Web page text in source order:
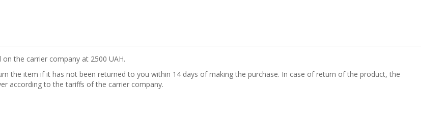
the carrier company at 2500 UAH.
the item if it has not been returned to you within 14 days of making the purchase. In case of return of the product, the
according to the tariffs of the carrier company.